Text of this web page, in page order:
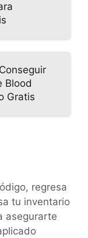
Blood
Gratis
regresa
tu inventario
asegurarte